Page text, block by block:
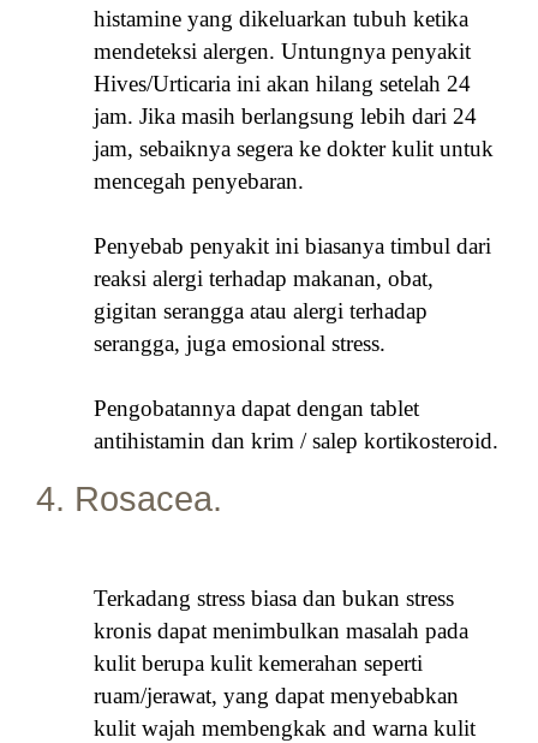
histamine yang dikeluarkan tubuh ketika
mendeteksi alergen. Untungnya penyakit
Hives/Urticaria ini akan hilang setelah 24
jam. Jika masih berlangsung lebih dari 24
jam, sebaiknya segera ke dokter kulit untuk
mencegah penyebaran.
Penyebab penyakit ini biasanya timbul dari
reaksi alergi terhadap makanan, obat,
gigitan serangga atau alergi terhadap
serangga, juga emosional stress.
Pengobatannya dapat dengan tablet
antihistamin dan krim / salep kortikosteroid.
4. Rosacea.
Terkadang stress biasa dan bukan stress
kronis dapat menimbulkan masalah pada
kulit berupa kulit kemerahan seperti
ruam/jerawat, yang dapat menyebabkan
kulit wajah membengkak and warna kulit